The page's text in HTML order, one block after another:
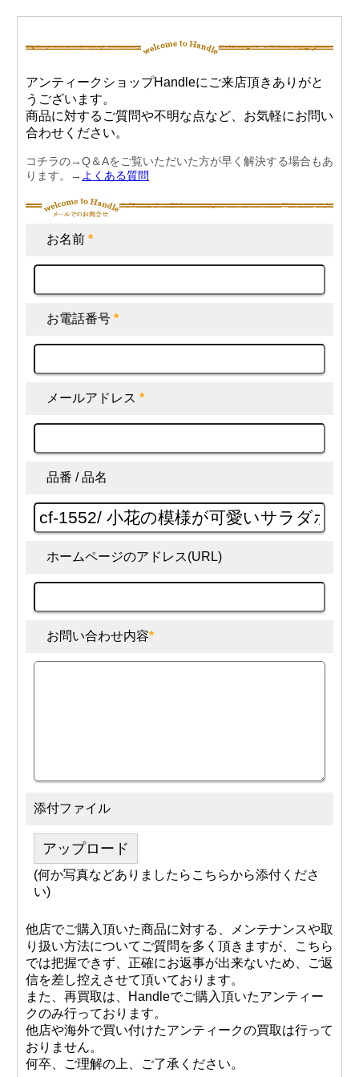
アンティークショップHandleにご来店頂きありがと
うございます。
商品に対するご質問や不明な点など、お気軽にお問い
合わせください。
コチラの→Q＆Aをご覧いただいた方が早く解決する場合もあ
ります。→ よくある質問
お名前 *
お電話番号 *
メールアドレス *
品番 / 品名
ホームページのアドレス(URL)
お問い合わせ内容*
添付ファイル
アップロード
(何か写真などありましたらこちらから添付くださ
い)
他店でご購入頂いた商品に対する、メンテナンスや取
り扱い方法についてご質問を多く頂きますが、こちら
では把握できず、正確にお返事が出来ないため、ご返
信を差し控えさせて頂いております。
また、再買取は、Handleでご購入頂いたアンティー
クのみ行っております。
他店や海外で買い付けたアンティークの買取は行って
おりません。
何卒、ご理解の上、ご了承ください。